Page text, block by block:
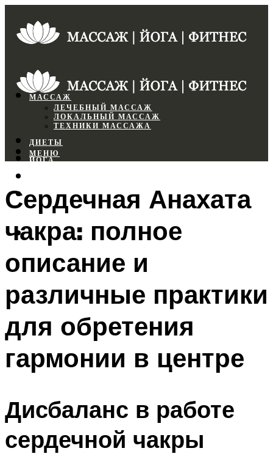
МАССАЖ
ЛЕЧЕБНЫЙ МАССАЖ
ЛОКАЛЬНЫЙ МАССАЖ
ТЕХНИКИ МАССАЖА
ДИЕТЫ
ЙОГА
ФИТНЕС
МЕНЮ
МЕНЮ
Сердечная Анахата
чакра: полное
описание и
различные практики
для обретения
гармонии в центре
Дисбаланс в работе
сердечной чакры